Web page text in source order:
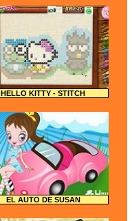
HELLO KITTY - STITCH
EL AUTO DE SUSAN